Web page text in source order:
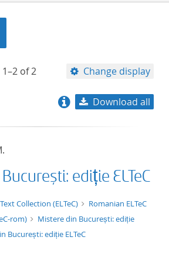
1–2 of2 Change display
title descending
format ascending
Download all
ediție ELTeC
Collection (ELTeC)
Romanian ELTeC
rom)
Mistere din București: ediție
București: ediție ELTeC